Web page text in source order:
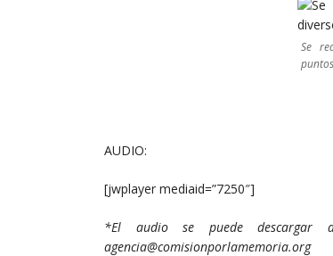
Se
AUDIO:
[jwplayer mediaid=”7250″]
*El audio se puede descargar
agencia@comisionporlamemoria.org